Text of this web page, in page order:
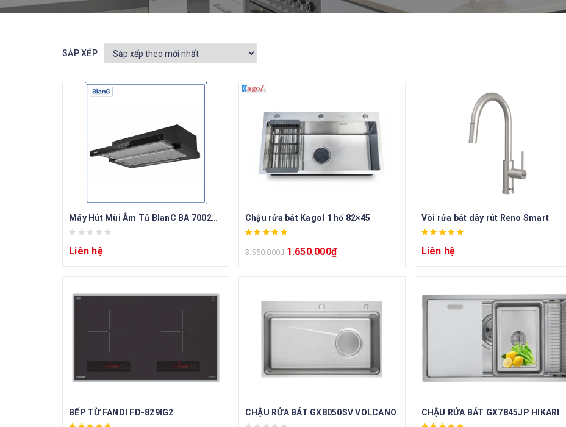
SẮP XẾP
Máy Hút Mùi Âm Tủ BlanC BA 7002TUB
Liên hệ
Chậu rửa bát Kagol 1 hố 82×45
3.550.000₫ 1.650.000₫
Vòi rửa bát dây rút Reno Smart
Liên hệ
BẾP TỪ FANDI FD-829IG2 CHẬU RỬA BÁT GX8050SV VOLCANO CHẬU RỬA BÁT GX7845JP HIKARI